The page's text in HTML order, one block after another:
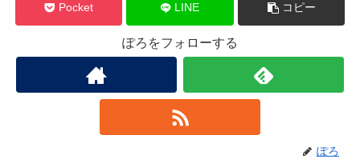
Pocket LINE コピー
ぽろをフォローする
ぽろ